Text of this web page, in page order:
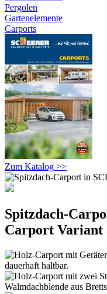
Pergolen
Gartenelemente
Carports
Zum Katalog >>
Spitzdach-
Carport Variant